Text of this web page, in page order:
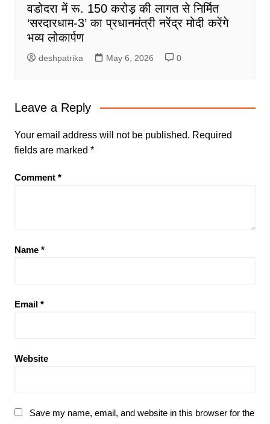
वडोदरा में रू. 150 करोड़ की लागत से निर्मित
‘सरदारधाम-3’ का प्रधानमंत्री नरेंद्र मोदी करेंगे
भव्य लोकार्पण
deshpatrika May 6, 2026 0
Leave a Reply
Your email address will not be published. Required
fields are marked *
Comment *
Name *
Email *
Website
Save my name, email, and website in this browser for the